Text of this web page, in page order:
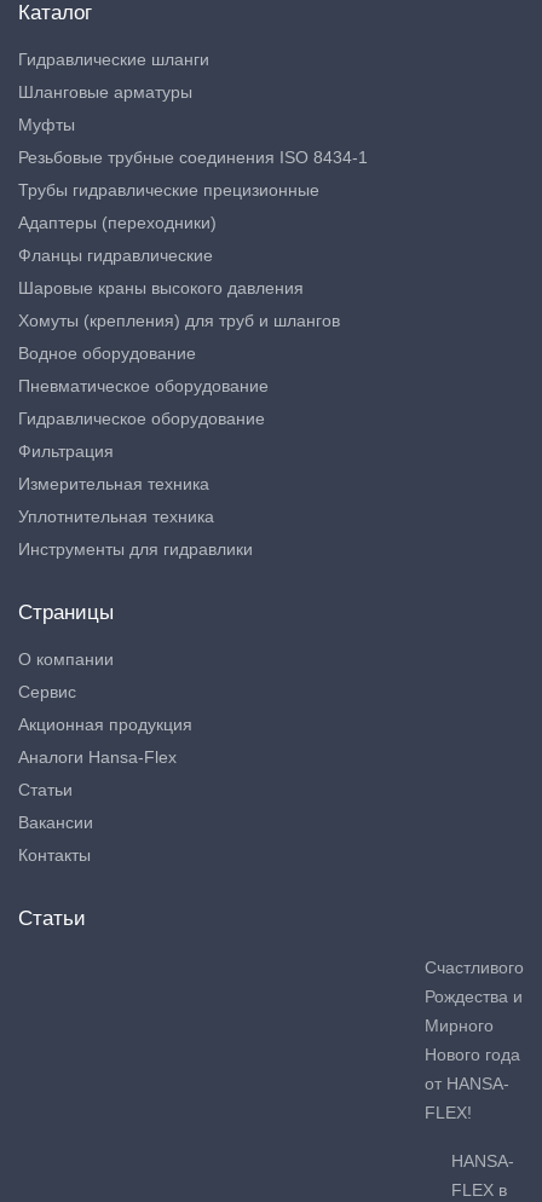
Каталог
Гидравлические шланги
Шланговые арматуры
Муфты
Резьбовые трубные соединения ISO 8434-1
Трубы гидравлические прецизионные
Адаптеры (переходники)
Фланцы гидравлические
Шаровые краны высокого давления
Хомуты (крепления) для труб и шлангов
Водное оборудование
Пневматическое оборудование
Гидравлическое оборудование
Фильтрация
Измерительная техника
Уплотнительная техника
Инструменты для гидравлики
Страницы
О компании
Сервис
Акционная продукция
Аналоги Hansa-Flex
Статьи
Вакансии
Контакты
Статьи
Счастливого
Рождества и
Мирного
Нового года
от HANSA-
FLEX!
HANSA-
FLEX в